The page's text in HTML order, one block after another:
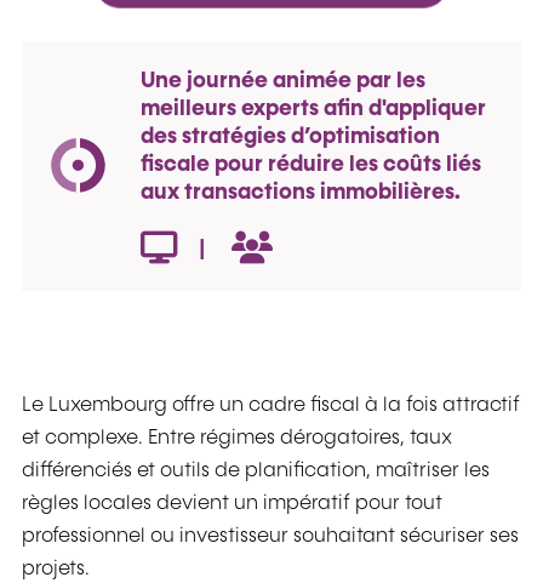
Une journée animée par les
meilleurs experts afin d'appliquer
des stratégies d’optimisation
fiscale pour réduire les coûts liés
aux transactions immobilières.
|
Le Luxembourg offre un cadre fiscal à la fois attractif
et complexe. Entre régimes dérogatoires, taux
différenciés et outils de planification, maîtriser les
règles locales devient un impératif pour tout
professionnel ou investisseur souhaitant sécuriser ses
projets.